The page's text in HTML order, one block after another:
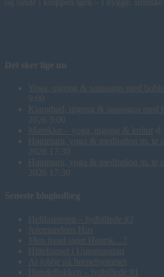
Det sker lige nu
Yoga, qigong & saunagus med
9:00
Klangbad, qigong & saunagus med
2026 9:00
Marokko – yoga, qigong & kultur
Hammam, yoga & meditation m. te
2026 17:30
Hammam, yoga & meditation m. te
2026 17:30
Seneste blogindlæg
Helikopteren – lydbillede #2
Julemandens Hus
Men hvad siger Henrik…?
Hittebarnet i Uummannaq
At jobbe på børnehjemmet
Hundeflokken – lydbillede #1